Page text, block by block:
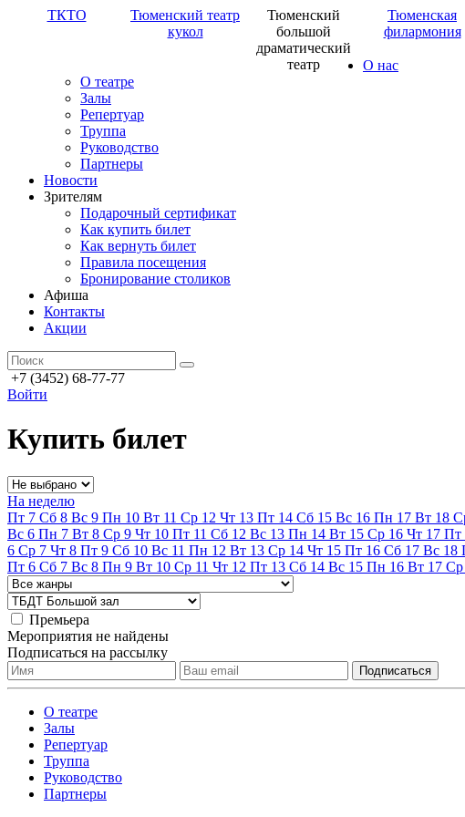
ТКТО
Тюменский театр
кукол
Тюменский
большой
драматический
театр
Тюменская
филармония
О нас
О театре
Залы
Репертуар
Труппа
Руководство
Партнеры
Новости
Зрителям
Подарочный сертификат
Как купить билет
Как вернуть билет
Правила посещения
Бронирование столиков
Афиша
Контакты
Акции
+7 (3452) 68-77-77
Войти
Купить билет
На неделю
Пт 7 Сб 8 Вс 9 Пн 10 Вт 11 Ср 12 Чт 13 Пт 14 Сб 15 Вс 16 Пн 17 Вт 18
Вс 6 Пн 7 Вт 8 Ср 9 Чт 10 Пт 11 Сб 12 Вс 13 Пн 14 Вт 15 Ср 16 Чт 17 Пт
6 Ср 7 Чт 8 Пт 9 Сб 10 Вс 11 Пн 12 Вт 13 Ср 14 Чт 15 Пт 16 Сб 17 Вс 18
Пт 6 Сб 7 Вс 8 Пн 9 Вт 10 Ср 11 Чт 12 Пт 13 Сб 14 Вс 15 Пн 16 Вт 17 Ср
Премьера
Мероприятия не найдены
Подписаться на рассылку
О театре
Залы
Репертуар
Труппа
Руководство
Партнеры